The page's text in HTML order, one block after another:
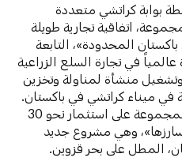
«محطة بوابة كراتشي متعددة
اتفاقية تجارية طويلة
المحدودة»، التابعة
في تجارة السلع الزراعية
منشأة لمناولة وتخزين
في ميناء كراتشي في باكستان.
ولاحقاً في يناير 2025، وافقت المجموعة على استثمار نحو 30
وهي مشروع جديد
المطل على بحر قزوين.